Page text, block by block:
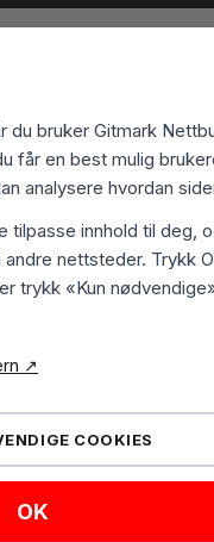
du bruker Gitmark
får en best mulig
analysere hvordan
tilpasse innhold til deg,
nettsteder. Trykk
trykk «Kun
↗
COOKIES
OK